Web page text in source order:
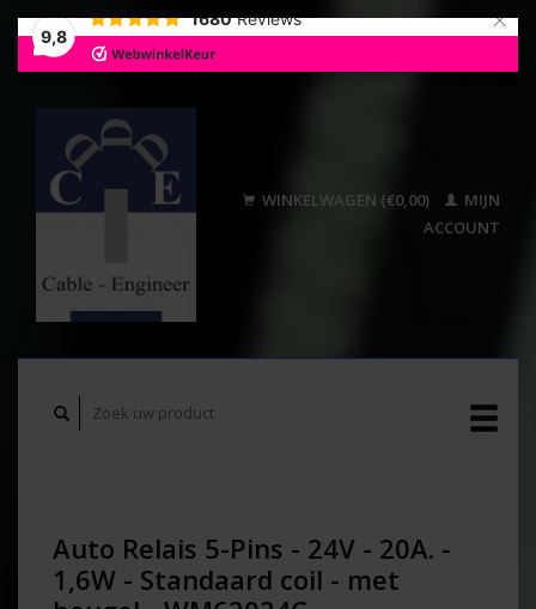
9,8
1680 Reviews ×
WINKELWAGEN (€0,00)
MIJN
ACCOUNT
Auto Relais 5-Pins - 24V - 20A. -
1,6W - Standaard coil - met